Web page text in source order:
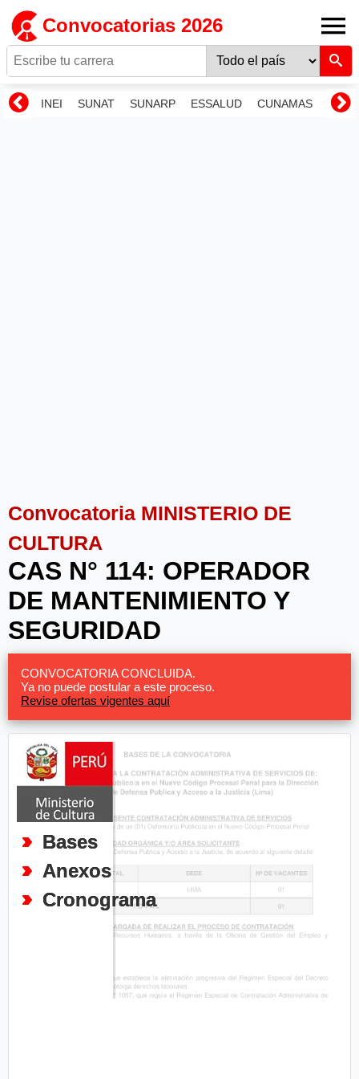
Convocatorias 2026
INEI SUNAT SUNARP ESSALUD CUNAMAS
Convocatoria MINISTERIO DE
CULTURA
CAS N° 114: OPERADOR
DE MANTENIMIENTO Y
SEGURIDAD
CONVOCATORIA CONCLUIDA.
Ya no puede postular a este proceso.
Revise ofertas vigentes aquí
Bases
Anexos
Cronograma